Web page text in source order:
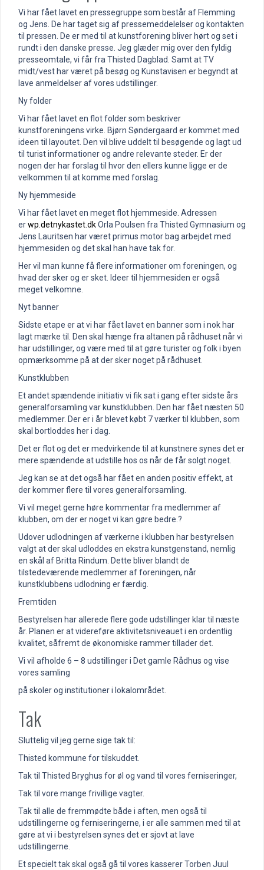
Vi har fået lavet en pressegruppe som består af Flemming
og Jens. De har taget sig af pressemeddelelser og kontakten
til pressen. De er med til at kunstforening bliver hørt og set i
rundt i den danske presse. Jeg glæder mig over den fyldig
presseomtale, vi får fra Thisted Dagblad. Samt at TV
midt/vest har været på besøg og Kunstavisen er begyndt at
lave anmeldelser af vores udstillinger.
Ny folder
Vi har fået lavet en flot folder som beskriver
kunstforeningens virke. Bjørn Søndergaard er kommet med
ideen til layoutet. Den vil blive uddelt til besøgende og lagt ud
til turist informationer og andre relevante steder. Er der
nogen der har forslag til hvor den ellers kunne ligge er de
velkommen til at komme med forslag.
Ny hjemmeside
Vi har fået lavet en meget flot hjemmeside. Adressen
erwp.detnykastet.dkOrla Poulsen fra Thisted Gymnasium og
Jens Lauritsen har været primus motor bag arbejdet med
hjemmesiden og det skal han have tak for.
Her vil man kunne få flere informationer om foreningen, og
hvad der sker og er sket. Ideer til hjemmesiden er også
meget velkomne.
Nyt banner
Sidste etape er at vi har fået lavet en banner som i nok har
lagt mærke til. Den skal hænge fra altanen på rådhuset når vi
har udstillinger, og være med til at gøre turister og folk i byen
opmærksomme på at der sker noget på rådhuset.
Kunstklubben
Et andet spændende initiativ vi fik sat i gang efter sidste års
generalforsamling var kunstklubben. Den har fået næsten 50
medlemmer. Der er i år blevet købt 7 værker til klubben, som
skal bortloddes her i dag.
Det er flot og det er medvirkende til at kunstnere synes det er
mere spændende at udstille hos os når de får solgt noget.
Jeg kan se at det også har fået en anden positiv effekt, at
der kommer flere til vores generalforsamling.
Vi vil meget gerne høre kommentar fra medlemmer af
klubben, om der er noget vi kan gøre bedre.?
Udover udlodningen af værkerne i klubben har bestyrelsen
valgt at der skal udloddes en ekstra kunstgenstand, nemlig
en skål af Britta Rindum. Dette bliver blandt de
tilstedeværende medlemmer af foreningen, når
kunstklubbens udlodning er færdig.
Fremtiden
Bestyrelsen har allerede flere gode udstillinger klar til næste
år. Planen er at videreføre aktivitetsniveauet i en ordentlig
kvalitet, såfremt de økonomiske rammer tillader det.
Vi vil afholde 6 – 8 udstillinger i Det gamle Rådhus og vise
vores samling
på skoler og institutioner i lokalområdet.
Tak
Sluttelig vil jeg gerne sige tak til:
Thisted kommune for tilskuddet.
Tak til Thisted Bryghus for øl og vand til vores ferniseringer,
Tak til vore mange frivillige vagter.
Tak til alle de fremmødte både i aften, men også til
udstillingerne og ferniseringerne, i er alle sammen med til at
gøre at vi i bestyrelsen synes det er sjovt at lave
udstillingerne.
Et specielt tak skal også gå til vores kasserer Torben Juul